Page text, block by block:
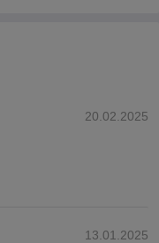
20.02.2025
13.01.2025